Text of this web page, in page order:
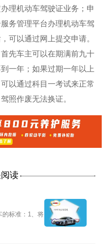
理机动车驾驶证业务；申
务管理平台办理机动车驾
可以通过网上提交申请。
先车主可以在期满前九十
一年；如果过期一年以上
以通过科目一考试来正常
照作废无法换证。
读
的标准：1、将